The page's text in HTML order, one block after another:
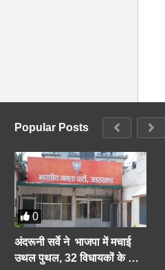
Popular Posts
0
अंदरूनी सर्वे ने भाजपा में मचाई
उथल पुथल, 32 विधायकों के कट